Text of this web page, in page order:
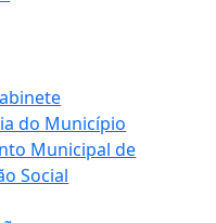
do Município
Municipal de
Social